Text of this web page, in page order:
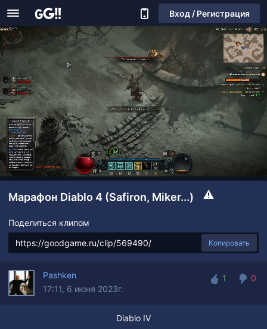
Вход / Регистрация
Марафон Diablo 4 (Safiron, Miker...)
Поделиться клипом
Копировать
Pashken
17:11, 6 июня 2023г.
1
0
Diablo IV